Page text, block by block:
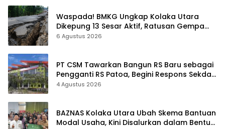
Waspada! BMKG Ungkap Kolaka Utara
Dikepung 13 Sesar Aktif, Ratusan Gempa
Sudah Terekam
6 Agustus 2026
PT CSM Tawarkan Bangun RS Baru sebagai
Pengganti RS Patoa, Begini Respons Sekda
Kolut
4 Agustus 2026
BAZNAS Kolaka Utara Ubah Skema Bantuan
Modal Usaha, Kini Disalurkan dalam Bentuk